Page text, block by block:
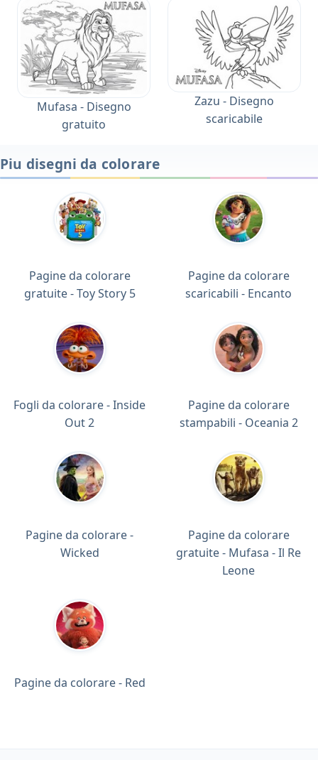
Mufasa - Disegno
gratuito
Zazu - Disegno
scaricabile
Piu disegni da colorare
Pagine da colorare
gratuite - Toy Story 5
Pagine da colorare
scaricabili - Encanto
Fogli da colorare - Inside
Out 2
Pagine da colorare
stampabili - Oceania 2
Pagine da colorare -
Wicked
Pagine da colorare
gratuite - Mufasa - Il Re
Leone
Pagine da colorare - Red